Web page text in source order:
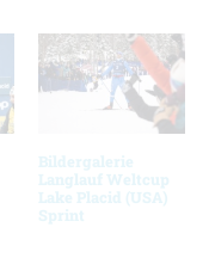
Bildergalerie
Langlauf Weltcup
Lake Placid (USA)
Sprint